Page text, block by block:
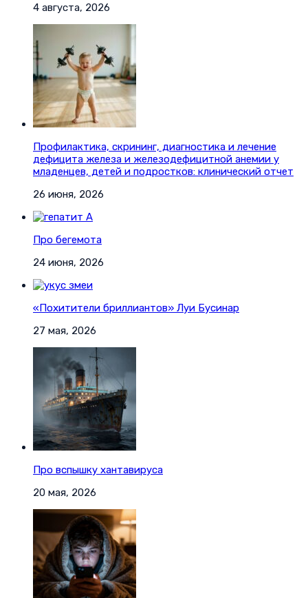
4 августа, 2026
Профилактика, скрининг, диагностика и лечение
дефицита железа и железодефицитной анемии у
младенцев, детей и подростков: клинический отчет
26 июня, 2026
Про бегемота
24 июня, 2026
«Похитители бриллиантов» Луи Бусинар
27 мая, 2026
Про вспышку хантавируса
20 мая, 2026